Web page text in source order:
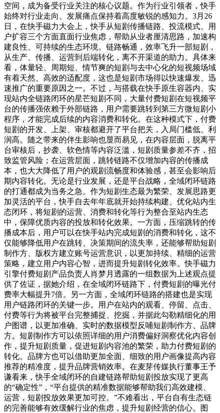
空间，成为备受行业关注的核心议题。作为行业引领者，快手
始终对行业走向、发展痛点保持着高度敏锐的感知力。3月26
日，在快手磁力大会上，快手从短剧传播链路、投流模式、用
户扩容三个方面直面行业焦虑，帮助从业者厘清思路，加速构
建良性、可持续的生态环境。链路畅通，效率飞升一部短剧，
从生产、传播、运营到后端转化，离不开渠道的助力。具体来
看，体量轻、周期短、情节爽的短剧与去中心化的短视频场域
有着天然、高效的适配度，这也是短剧市场得以快速爆发、迅
速推广的重要原因之一。不过，与搭载在快手原生容器内、实
现站内全链路闭环的星芒短剧不同，大量付费短剧在短视频平
台的传播强依赖于外部链路，用户需要跳转到第三方微短剧小
程序，才能完成后续的内容消费和转化。在这种模式下，付费
短剧的开发、上架、审核都避开了平台把关，入局门槛低、利
润高。随之带来的伴生影响也显而易见，在内容层面，脱离平
台审核后，抄袭、软色情等内容泛滥，短剧质量参差不齐，招
致监管风险；在运营层面，跳转链路不仅增加内容的传播成
本，也大大降低了用户的观剧流畅度和体验感，甚至会影响后
期内容转化。无论是行业发展，还是平台战略，全域闭环链路
的打通都成为当务之急。作为短剧生态最为繁荣、发展思路更
加灵活的平台，快手自去年年底就开始持续构建、优化站内生
态闭环，将短剧的运营、消费和转化等行为整合至站内生态
中，保障优质内容的投放和转化效果。一方面，压缩跳转的传
播成本后，用户可以在快手站内完成短剧的消费和转化，这不
仅能够降低用户在跳转、决策期间的流失率，还能够帮助短剧
制作方、版权方建立账号运营意识，以更加持续、精细的运营
策略，建立用户内容心智，进而提升短剧转化效率。快手磁力
引擎付费短剧产品负责人肖梦月透露的一组数据为上述观点提
供了佐证，据她介绍，在全域闭环链路下，付费短剧的曝光付
费率大幅提升7倍。另一方面，全域闭环链路的搭建也是实现
用户链路闭环的关键一步。用户在站内的观看、停留、点击、
付费等行为将被平台完整捕捉、挖掘，并据此勾勒精细化的用
户图谱，以更加准确、实时的数据模型反哺短剧制作方、品牌
方。短剧制作方可以依照详细的用户消费偏好洞察优化内容创
作，提升短剧质量，促进短剧内容池的繁荣，助力付费短剧的
转化。品牌方也可以借助更加全面、细致的用户画像提高内容
推荐的精准度，提升品牌营销效率。在麦芽传媒执行董事王予
谦看来，快手全域闭环的自建链路帮助短剧投放实现了更高
的“确定性”，“平台提供的精准数据能够帮助我们高效建模、
运营，短剧投放效果更加可控。”不难看出，平台自有生态链
的完善能够有效缓解行业的焦虑，提升短剧经营的信心。图